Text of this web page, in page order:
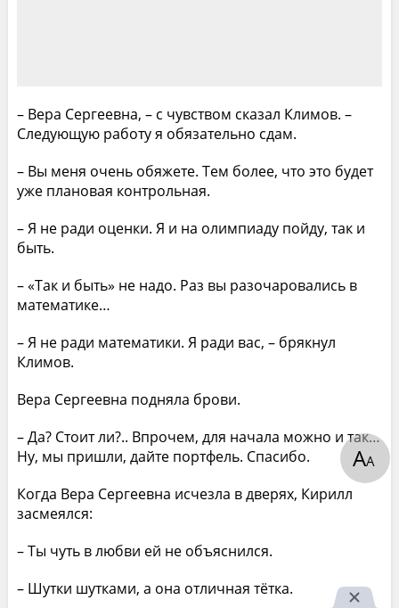
– Вера Сергеевна, – с чувством сказал Климов. –
Следующую работу я обязательно сдам.
– Вы меня очень обяжете. Тем более, что это будет
уже плановая контрольная.
– Я не ради оценки. Я и на олимпиаду пойду, так и
быть.
– «Так и быть» не надо. Раз вы разочаровались в
математике…
– Я не ради математики. Я ради вас, – брякнул
Климов.
Вера Сергеевна подняла брови.
– Да? Стоит ли?.. Впрочем, для начала можно и так…
Ну, мы пришли, дайте портфель. Спасибо.
Когда Вера Сергеевна исчезла в дверях, Кирилл
засмеялся:
– Ты чуть в любви ей не объяснился.
– Шутки шутками, а она отличная тётка.
АА